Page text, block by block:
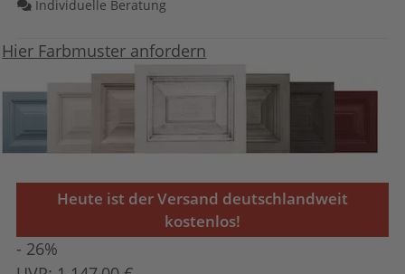
Individuelle Beratung
Hier Farbmuster anfordern
Heute ist der Versand deutschlandweit
kostenlos!
- 26%